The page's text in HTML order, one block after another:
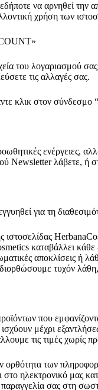
να αρνηθεί
χρήση των
του λογαριασμού
τις αλλαγές σας.
κλικ στον
ενέργειες,
Newsletter λάβετε, ή
για τη
καταβάλλει κάθε
αποκλίσεις ή
τυχόν
που
μέχρι
τις τιμές χωρίς
των
ηλεκτρονικό μας
παραγγελία σας στη